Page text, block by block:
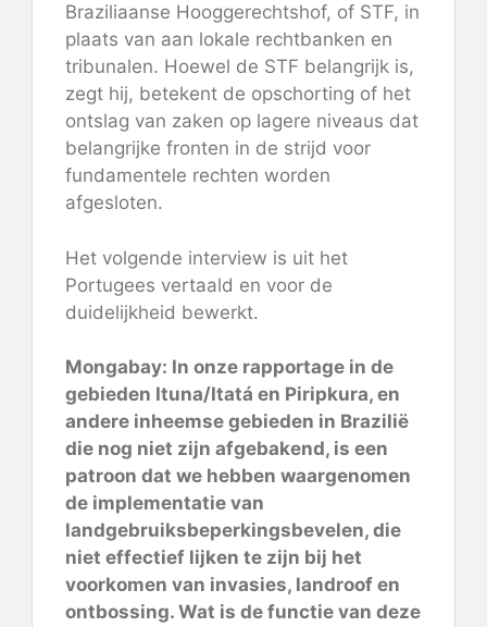
Braziliaanse Hooggerechtshof, of STF, in
plaats van aan lokale rechtbanken en
tribunalen. Hoewel de STF belangrijk is,
zegt hij, betekent de opschorting of het
ontslag van zaken op lagere niveaus dat
belangrijke fronten in de strijd voor
fundamentele rechten worden
afgesloten.
Het volgende interview is uit het
Portugees vertaald en voor de
duidelijkheid bewerkt.
Mongabay: In onze rapportage in de
gebieden Ituna/Itatá en Piripkura, en
andere inheemse gebieden in Brazilië
die nog niet zijn afgebakend, is een
patroon dat we hebben waargenomen
de implementatie van
landgebruiksbeperkingsbevelen, die
niet effectief lijken te zijn bij het
voorkomen van invasies, landroof en
ontbossing. Wat is de functie van deze